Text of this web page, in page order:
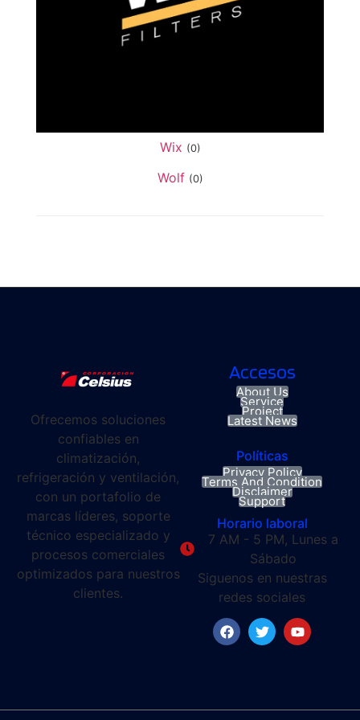
Wix (0)
Wolf (0)
Ofrecemos soluciones
confiables en
climatización,
refrigeración y ventilación,
con un portafolio de
marcas líderes, soporte
técnico especializado y
procesos comerciales
optimizados para nuestros
clientes.
Accesos
About Us
Service
Project
Latest News
Políticas
Privacy Policy
Terms And Condition
Disclaimer
Support
Horario laboral
7 AM - 5 PM, Lunes a
Sábado
Siguenos en nuestras
redes sociales